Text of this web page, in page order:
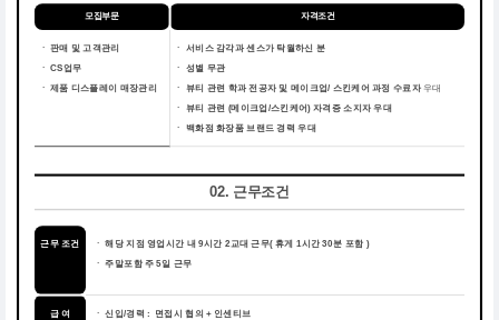
모집부문 자격조건
ㆍ 판매 및 고객관리
ㆍ CS업무
ㆍ 제품 디스플레이 매장관리
ㆍ
서비스 감각과 센스가 탁월하신 분
ㆍ
성별 무관
ㆍ
뷰티 관련 학과 전공자 및 메이크업/ 스킨케어 과정 수료자우대
ㆍ
뷰티 관련 (메이크업/스킨케어) 자격증 소지자 우대
ㆍ 백화점 화장품 브랜드 경력 우대
02. 근무조건
근무 조건 ㆍ해당 지점 영업시간 내 9시간 2교대 근무( 휴게 1시간 30분 포함 )
ㆍ주말포함 주 5일 근무
급 여 ㆍ 신입/경력 : 면접시 협의 + 인센티브